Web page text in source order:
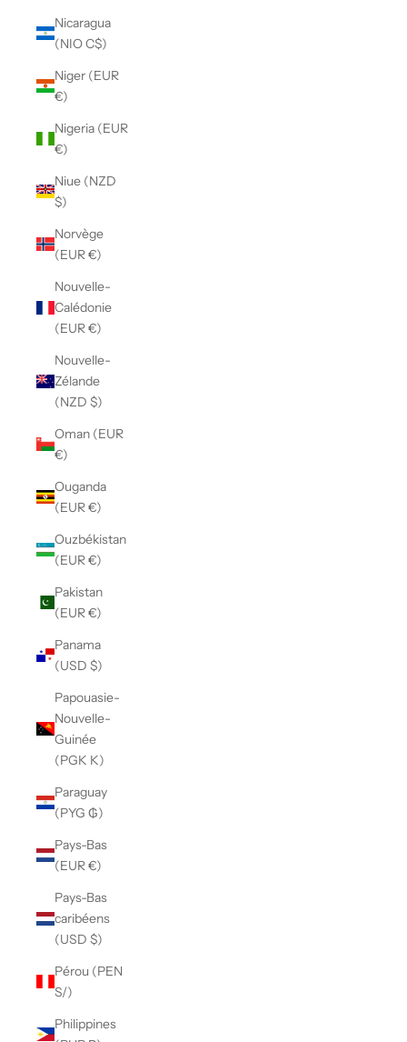
Nicaragua
(NIO C$)
Niger (EUR
€)
Nigeria (EUR
€)
Niue (NZD
$)
Norvège
(EUR €)
Nouvelle-
Calédonie
(EUR €)
Nouvelle-
Zélande
(NZD $)
Oman (EUR
€)
Ouganda
(EUR €)
Ouzbékistan
(EUR €)
Pakistan
(EUR €)
Panama
(USD $)
Papouasie-
Nouvelle-
Guinée
(PGK K)
Paraguay
(PYG ₲)
Pays-Bas
(EUR €)
Pays-Bas
caribéens
(USD $)
Pérou (PEN
S/)
Philippines